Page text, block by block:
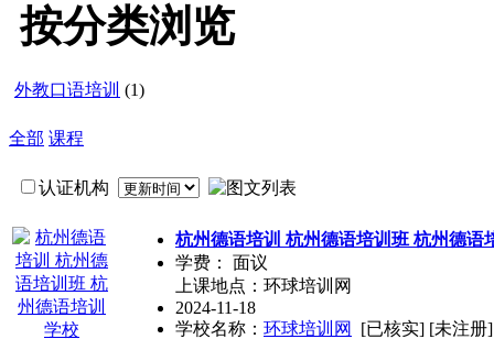
按分类浏览
外教口语培训 (1)
全部 课程
认证机构
杭州德语培训 杭州德语培训班 杭州德语
学费： 面议
上课地点：环球培训网
2024-11-18
学校名称： 环球培训网 [已核实] [未注册]